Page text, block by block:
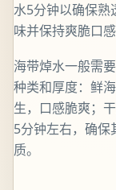
水5分钟以确保熟
味并保持爽脆口感
海带焯水一般需
种类和厚度：鲜
生，口感脆爽；
5分钟左右，确保
质。